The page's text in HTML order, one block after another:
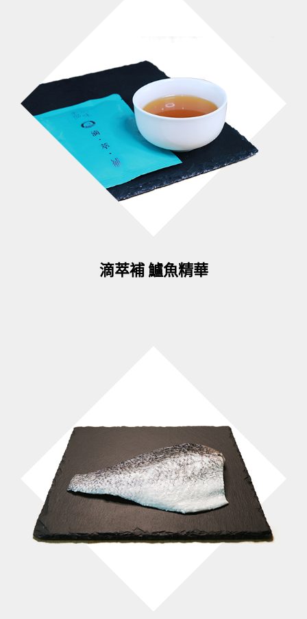
滴萃補 鱸魚精華